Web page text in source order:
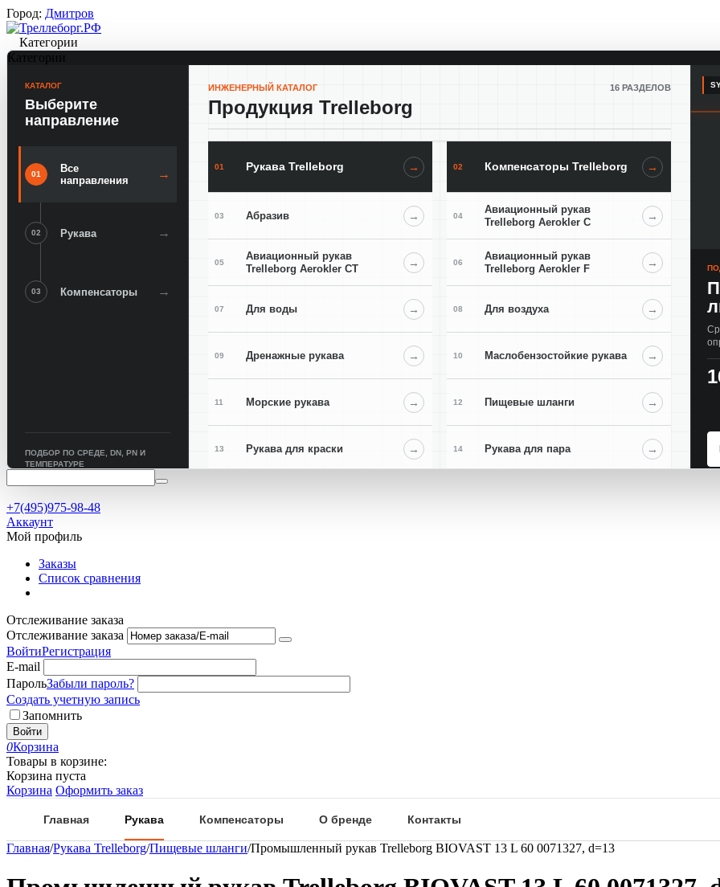
Город: Дмитров
Категории
Категории
КАТАЛОГ
Выберите
направление
01
Все
направления
→
02 Рукава →
03 Компенсаторы →
ПОДБОР ПО СРЕДЕ, DN, PN И
ТЕМПЕРАТУРЕ
ИНЖЕНЕРНЫЙ КАТАЛОГ
Продукция Trelleborg
16 РАЗДЕЛОВ
01 Рукава Trelleborg → 02 Компенсаторы Trelleborg →
03 Абразив → 04
Авиационный рукав
Trelleborg Aerokler C
→
05
Авиационный рукав
Trelleborg Aerokler CT
→ 06
Авиационный рукав
Trelleborg Aerokler F
→
07 Для воды → 08 Для воздуха →
09 Дренажные рукава → 10 Маслобензостойкие рукава →
11 Морские рукава → 12 Пищевые шланги →
13 Рукава для краски → 14 Рукава для пара →
+7(495)975-98-48
Аккаунт
Мой профиль
Заказы
Список сравнения
Отслеживание заказа
Отслеживание заказа
ВойтиРегистрация
E-mail
ПарольЗабыли пароль?
Создать учетную запись
Запомнить
Войти
0Корзина
Товары в корзине:
Корзина пуста
Корзина Оформить заказ
Главная Рукава Компенсаторы О бренде Контакты
Главная/Рукава Trelleborg/Пищевые шланги/Промышленный рукав Trelleborg BIOVAST 13 L 60 0071327, d=13